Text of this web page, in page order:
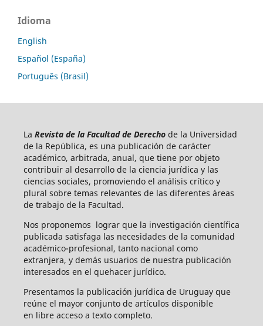
Idioma
English
Español (España)
Português (Brasil)
La Revista de la Facultad de Derecho de la Universidad
de la República, es una publicación de carácter
académico, arbitrada, anual, que tiene por objeto
contribuir al desarrollo de la ciencia jurídica y las
ciencias sociales, promoviendo el análisis crítico y
plural sobre temas relevantes de las diferentes áreas
de trabajo de la Facultad.
Nos proponemos lograr que la investigación científica
publicada satisfaga las necesidades de la comunidad
académico-profesional, tanto nacional como
extranjera, y demás usuarios de nuestra publicación
interesados en el quehacer jurídico.
Presentamos la publicación jurídica de Uruguay que
reúne el mayor conjunto de artículos disponible
en libre acceso a texto completo.